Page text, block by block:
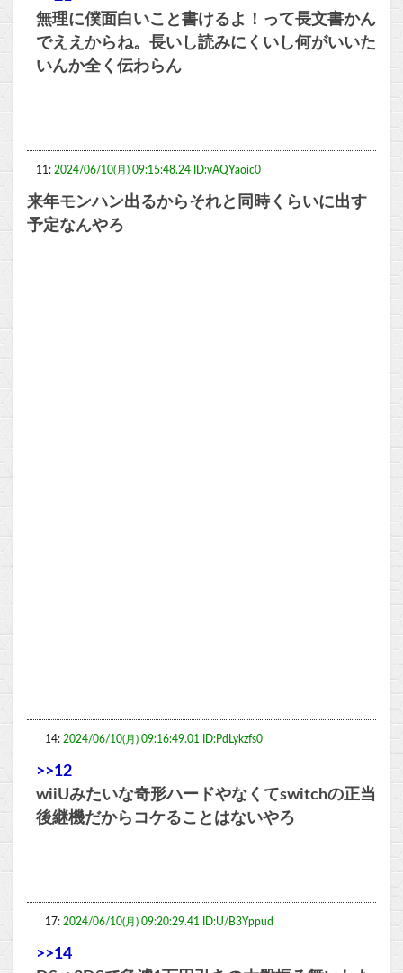
無理に僕面白いこと書けるよ！って長文書かん
でええからね。長いし読みにくいし何がいいた
いんか全く伝わらん
11: 2024/06/10(月) 09:15:48.24 ID:vAQYaoic0
来年モンハン出るからそれと同時くらいに出す
予定なんやろ
14: 2024/06/10(月) 09:16:49.01 ID:PdLykzfs0
>>12
wiiUみたいな奇形ハードやなくてswitchの正当
後継機だからコケることはないやろ
17: 2024/06/10(月) 09:20:29.41 ID:U/B3Yppud
>>14